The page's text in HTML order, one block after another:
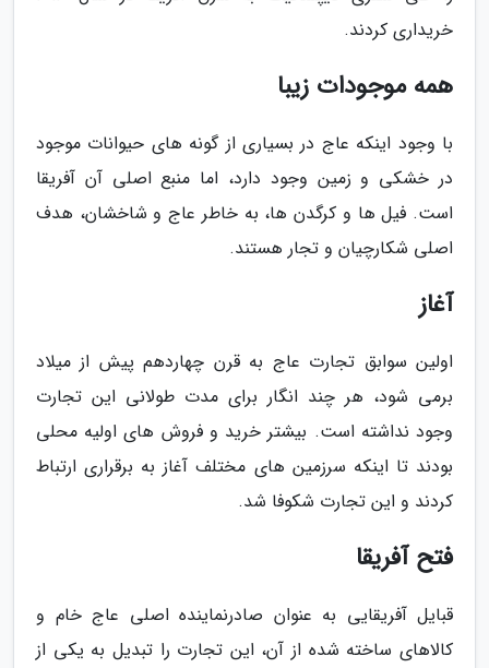
خریداری کردند.
همه موجودات زیبا
با وجود اینکه عاج در بسیاری از گونه های حیوانات موجود
در خشکی و زمین وجود دارد، اما منبع اصلی آن آفریقا
است. فیل ها و کرگدن ها، به خاطر عاج و شاخشان، هدف
اصلی شکارچیان و تجار هستند.
آغاز
اولین سوابق تجارت عاج به قرن چهاردهم پیش از میلاد
برمی شود، هر چند انگار برای مدت طولانی این تجارت
وجود نداشته است. بیشتر خرید و فروش های اولیه محلی
بودند تا اینکه سرزمین های مختلف آغاز به برقراری ارتباط
کردند و این تجارت شکوفا شد.
فتح آفریقا
قبایل آفریقایی به عنوان صادرنماینده اصلی عاج خام و
کالاهای ساخته شده از آن، این تجارت را تبدیل به یکی از